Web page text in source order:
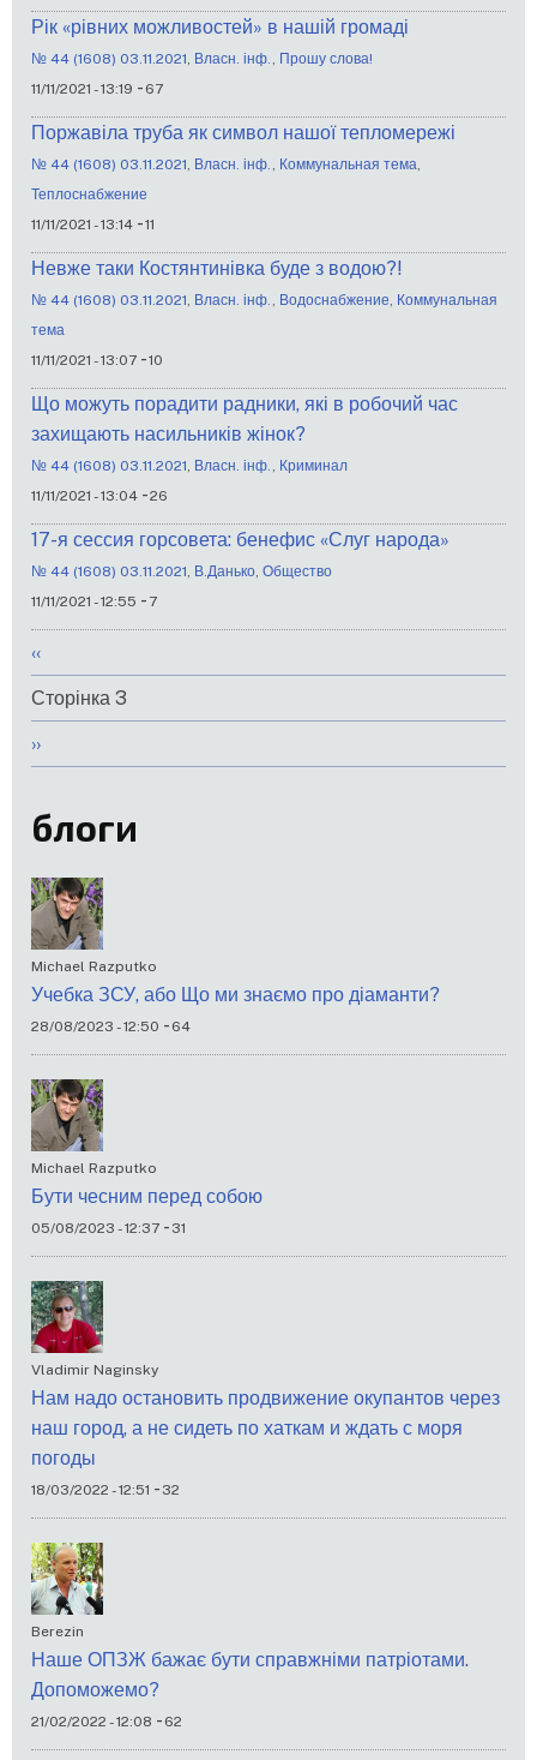
Рік «рівних можливостей» в нашій громаді
№ 44 (1608) 03.11.2021 Власн. інф.
Прошу слова!
11/11/2021 - 13:19 - 67
Поржавіла труба як символ нашої тепломережі
№ 44 (1608) 03.11.2021 Власн. інф. Коммунальная тема
Теплоснабжение
11/11/2021 - 13:14 -11
Невже таки Костянтинівка буде з водою?!
№ 44 (1608) 03.11.2021 Власн. інф. Водоснабжение Коммунальная
тема
11/11/2021 - 13:07 -10
Що можуть порадити радники, які в робочий час
захищають насильників жінок?
№ 44 (1608) 03.11.2021 Власн. інф.
Криминал
11/11/2021 - 13:04 -26
17-я сессия горсовета: бенефис «Слуг народа»
№ 44 (1608) 03.11.2021 В.Данько Общество
11/11/2021 - 12:55 - 7
Розбивка
на
сторінки
Попередня
сторінка
‹‹
Сторінка 3
Наступна
сторінка
››
блоги
Michael Razputko
Учебка ЗСУ, або Що ми знаємо про діаманти?
28/08/2023 - 12:50 - 64
Michael Razputko
Бути чесним перед собою
05/08/2023 - 12:37 - 31
Vladimir Naginsky
Нам надо остановить продвижение окупантов через
наш город, а не сидеть по хаткам и ждать с моря
погоды
18/03/2022 - 12:51 - 32
Berezin
Наше ОПЗЖ бажає бути справжніми патріотами.
Допоможемо?
21/02/2022 - 12:08 - 62